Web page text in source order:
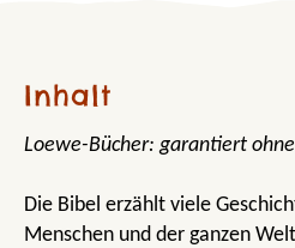
Inhalt
Loewe-Bücher: garantiert
Die Bibel erzählt viele
Menschen und der ganzen